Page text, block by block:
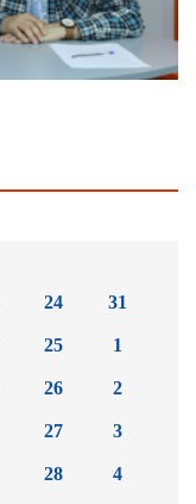
24
25
26
27
28
31
1
2
3
4